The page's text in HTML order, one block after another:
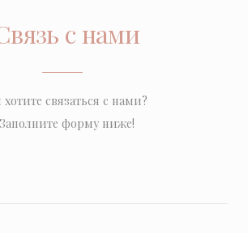
с нами
связаться с нами?
Заполните форму ниже!